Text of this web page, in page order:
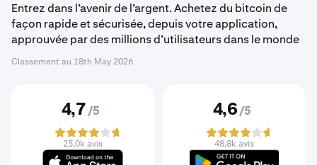
Entrez dans l’avenir de l’argent. Achetez du bitcoin de
façon rapide et sécurisée, depuis votre application,
approuvée par des millions d’utilisateurs dans le monde
Classement au 18th May 2026
4,7 /5
25,0k avis
4,6 /5
48,8k avis